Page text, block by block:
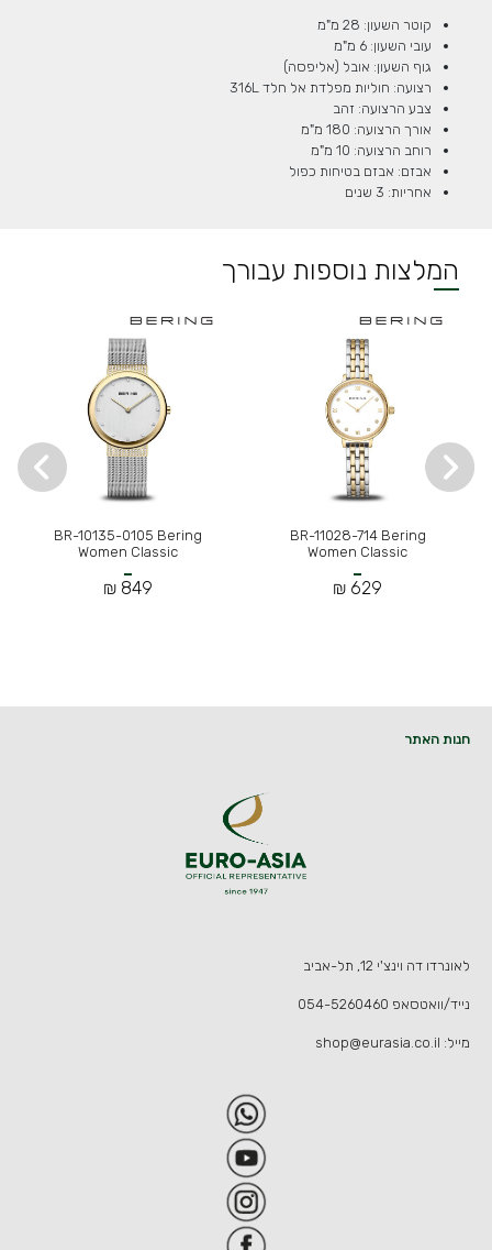
קוטר השעון: 28 מ"מ
עובי השעון: 6 מ"מ
גוף השעון: אובל (אליפסה)
רצועה: חוליות מפלדת אל חלד 316L
צבע הרצועה: זהב
אורך הרצועה: 180 מ"מ
רוחב הרצועה: 10 מ"מ
אבזם: אבזם בטיחות כפול
אחריות: 3 שנים
המלצות נוספות עבורך
BR-11028-714 Bering
Women Classic
629 ₪
BR-10135-0105 Bering
Women Classic
849 ₪
חנות האתר
לאונרדו דה וינצ'י 12, תל-אביב
נייד/וואטסאפ 054-5260460
מייל: shop@eurasia.co.il